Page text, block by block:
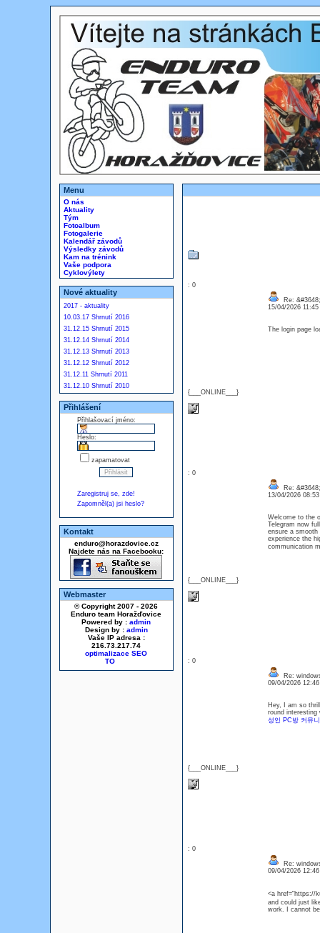
Menu
O nás
Aktuality
Tým
Fotoalbum
Fotogalerie
Kalendář závodů
Výsledky závodů
Kam na trénink
Vaše podpora
Cyklovýlety
Nové aktuality
2017 - aktuality
10.03.17 Shrnutí 2016
31.12.15 Shrnutí 2015
31.12.14 Shrnutí 2014
31.12.13 Shrnutí 2013
31.12.12 Shrnutí 2012
31.12.11 Shrnutí 2011
31.12.10 Shrnutí 2010
Přihlášení
Přihlašovací jméno:
Heslo:
zapamatovat
Zaregistruj se, zde!
Zapomněl(a) jsi heslo?
Kontakt
enduro@horazdovice.cz
Najdete nás na Facebooku:
Webmaster
© Copyright 2007 - 2026
Enduro team Horažďovice
Powered by : admin
Design by : admin
Vaše IP adresa :
216.73.217.74
optimalizace SEO
: 0
{___ONLINE___}
Re:
15/04/2026
The login page
: 0
{___ONLINE___}
Re:
13/04/2026
Welcome to the
Telegram now
ensure a smooth
experience the
communication
: 0
{___ONLINE___}
Re:
09/04/2026
Hey, I am so
round
성인 PC방 커뮤
: 0
Re:
09/04/2026
<a href="https://
and could just
work. I cannot